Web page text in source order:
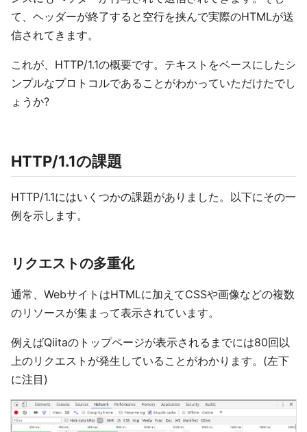
て、ヘッダーが終了すると空行を挟んで実際のHTMLが送
信されてきます。
これが、HTTP/1.1の概要です。テキストをベースにしたシ
ンプルなプロトコルであることがわかっていただけたでし
ょうか?
HTTP/1.1の課題
HTTP/1.1にはいくつかの課題がありました。以下にその一
例を示します。
リクエストの多重化
通常、WebサイトはHTMLに加えてCSSや画像などの複数
のリソースが集まって表示されています。
例えばQiitaのトップページが表示されるまでには80回以
上のリクエストが発生していることがわかります。(左下
に注目)